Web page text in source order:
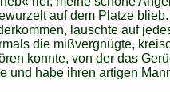
auf dem Platze
lauschte auf
die mißvergnügte,
konnte, von der das
und habe ihren artigen